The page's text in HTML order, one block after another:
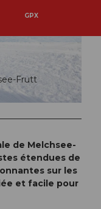
GPX
Frutt
de Melchsee-
étendues de
sur les
et facile pour